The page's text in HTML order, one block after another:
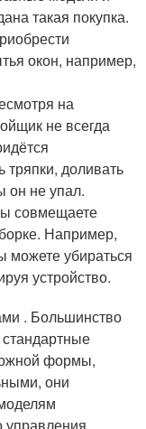
такая покупка.
окон, например,
на
не всегда
тряпки, доливать
он не упал.
совмещаете
Например,
можете убираться
устройство.
. Большинство
формы,
они